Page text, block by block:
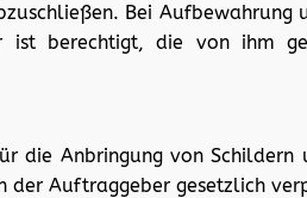
Bei
ist berechtigt, die von ihm
die Anbringung von
der Auftraggeber gesetzlich